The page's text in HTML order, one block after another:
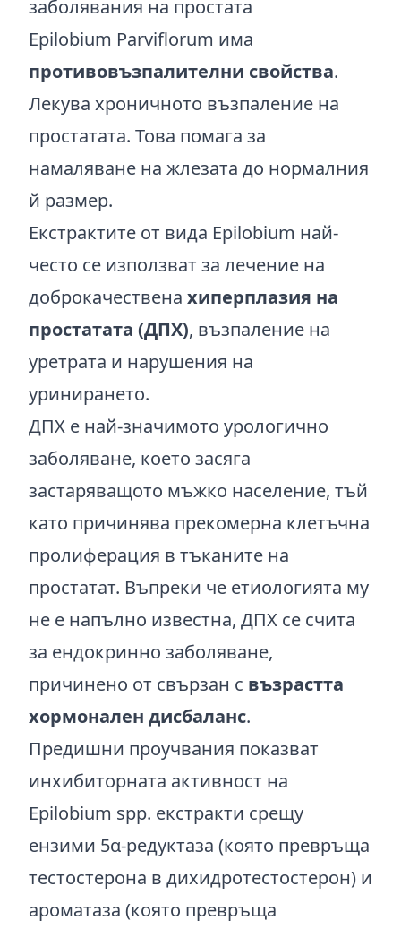
Epilobium Parviflorum има
противовъзпалителни свойства.
Лекува хроничното възпаление на
простатата. Това помага за
намаляване на жлезата до нормалния
й размер.
Екстрактите от вида Epilobium най-
често се използват за лечение на
доброкачествена хиперплазия на
простатата (ДПХ), възпаление на
уретрата и нарушения на
уринирането.
ДПХ е най-значимото урологично
заболяване, което засяга
застаряващото мъжко население, тъй
като причинява прекомерна клетъчна
пролиферация в тъканите на
простатат. Въпреки че етиологията му
не е напълно известна, ДПХ се счита
за ендокринно заболяване,
причинено от свързан с възрастта
хормонален дисбаланс.
Предишни проучвания показват
инхибиторната активност на
Epilobium spp. екстракти срещу
ензими 5α-редуктаза (която превръща
тестостерона в дихидротестостерон) и
ароматаза (която превръща